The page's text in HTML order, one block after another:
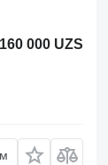
000 UZS